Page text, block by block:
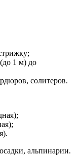
1 м) до
солитеров.
альпинарии.